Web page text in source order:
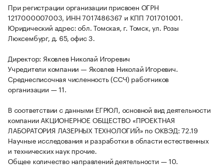
При регистрации организации присвоен ОГРН
1217000007003, ИНН 7017486367 и КПП 701701001.
Юридический адрес: обл. Томская, г. Томск, ул. Розы
Люксембург, д. 65, офис 3.
Директор: Яковлев Николай Игоревич
Учредители компании — Яковлев Николай Игоревич.
Среднесписочная численность (ССЧ) работников
организации — 11.
В соответствии с данными ЕГРЮЛ, основной вид деятельности
компании АКЦИОНЕРНОЕ ОБЩЕСТВО «ПРОЕКТНАЯ
ЛАБОРАТОРИЯ ЛАЗЕРНЫХ ТЕХНОЛОГИЙ» по ОКВЭД: 72.19
Научные исследования и разработки в области естественных
и технических наук прочие.
Общее количество направлений деятельности — 10.